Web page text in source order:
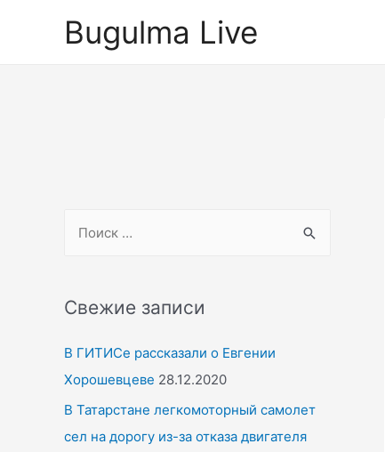
Bugulma Live
r
h
f
o
r
Свежие записи
В ГИТИСе рассказали о Евгении
Хорошевцеве 28.12.2020
В Татарстане легкомоторный самолет
сел на дорогу из-за отказа двигателя